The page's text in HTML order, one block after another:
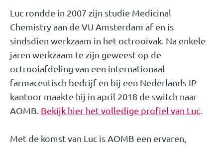
Luc rondde in 2007 zijn studie Medicinal
Chemistry aan de VU Amsterdam af en is
sindsdien werkzaam in het octrooivak. Na enkele
jaren werkzaam te zijn geweest op de
octrooiafdeling van een internationaal
farmaceutisch bedrijf en bij een Nederlands IP
kantoor maakte hij in april 2018 de switch naar
AOMB. Bekijk hier het volledige profiel van Luc
Met de komst van Luc is AOMB een ervaren,